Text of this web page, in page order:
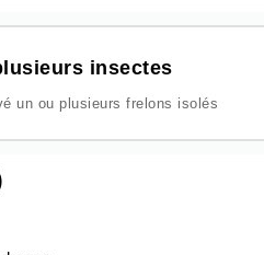
insectes
un ou plusieurs frelons isolés